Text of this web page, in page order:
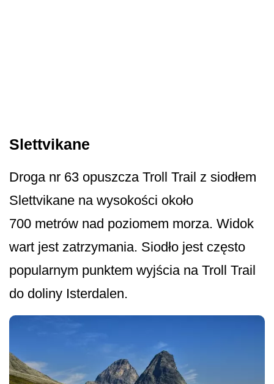
Slettvikane
Droga nr 63 opuszcza Troll Trail z siodłem
Slettvikane na wysokości około
700 metrów nad poziomem morza. Widok
wart jest zatrzymania. Siodło jest często
popularnym punktem wyjścia na Troll Trail
do doliny Isterdalen.